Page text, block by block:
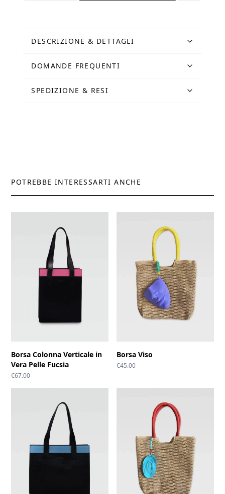
DESCRIZIONE & DETTAGLI
DOMANDE FREQUENTI
SPEDIZIONE & RESI
POTREBBE INTERESSARTI ANCHE
Borsa Colonna Verticale in
Vera Pelle Fucsia
€67.00
Borsa Viso
€45.00